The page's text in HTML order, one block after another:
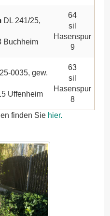
DL 241/25,
Buchheim
64
sil
Hasenspur
9
0035, gew.
Uffenheim
63
sil
Hasenspur
8
finden Sie hier.